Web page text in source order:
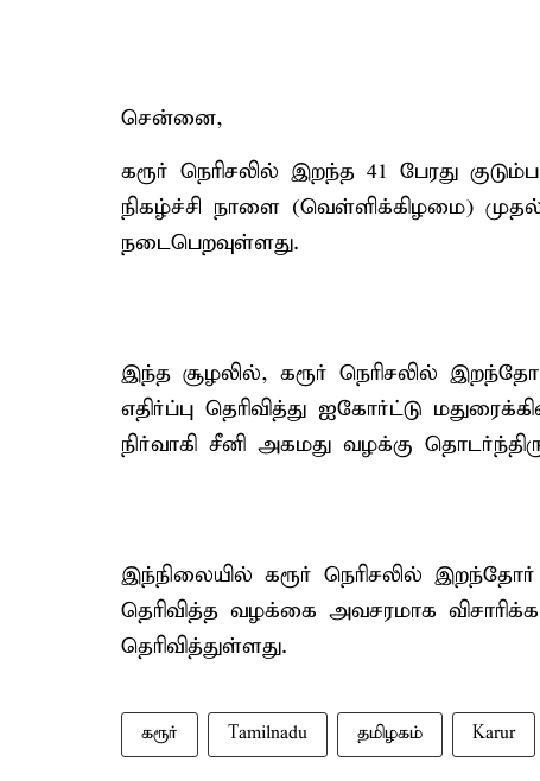
சென்னை,
கரூர் நெரிசலில் இறந்த 41 பேரது
நிகழ்ச்சி நாளை (வெள்ளிக்கிழமை)
நடைபெறவுள்ளது.
இந்த சூழலில், கரூர் நெரிசலில்
எதிர்ப்பு தெரிவித்து ஐகோர்ட்டு
நிர்வாகி சீனி அகமது வழக்கு
இந்நிலையில் கரூர் நெரிசலில் இறந்தோர்
தெரிவித்த வழக்கை அவசரமாக
தெரிவித்துள்ளது.
கரூர் Tamilnadu தமிழகம் Karur